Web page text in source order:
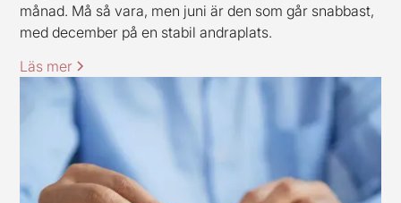
månad. Må så vara, men juni är den som går snabbast,
med december på en stabil andraplats.
Läs mer